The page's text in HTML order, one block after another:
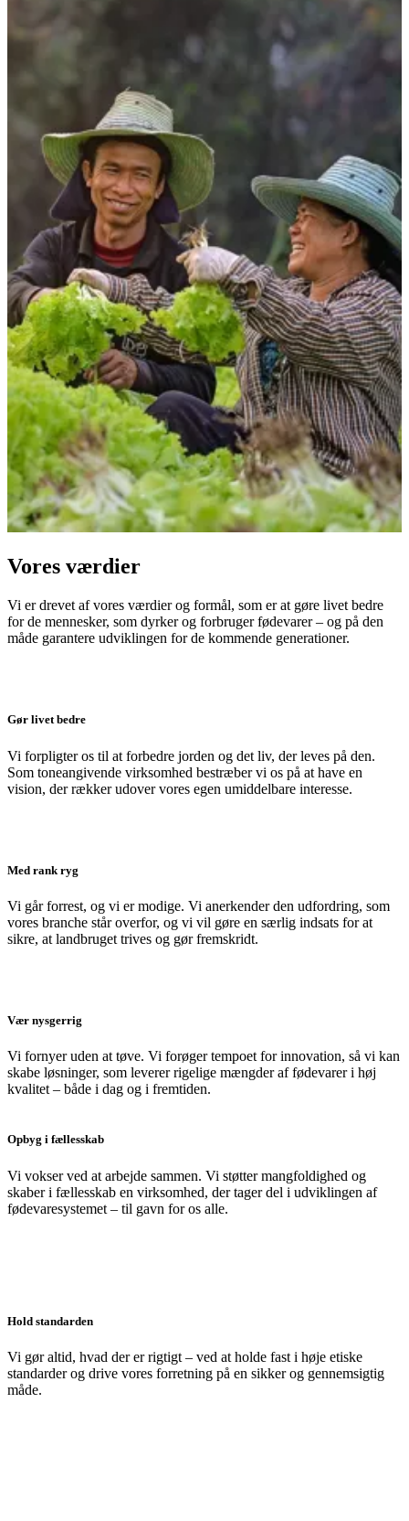
Vores værdier
Vi er drevet af vores værdier og formål, som er at gøre livet bedre
for de mennesker, som dyrker og forbruger fødevarer – og på den
måde garantere udviklingen for de kommende generationer.
Gør livet bedre
Vi forpligter os til at forbedre jorden og det liv, der leves på den.
Som toneangivende virksomhed bestræber vi os på at have en
vision, der rækker udover vores egen umiddelbare interesse.
Med rank ryg
Vi går forrest, og vi er modige. Vi anerkender den udfordring, som
vores branche står overfor, og vi vil gøre en særlig indsats for at
sikre, at landbruget trives og gør fremskridt.
Vær nysgerrig
Vi fornyer uden at tøve. Vi forøger tempoet for innovation, så vi kan
skabe løsninger, som leverer rigelige mængder af fødevarer i høj
kvalitet – både i dag og i fremtiden.
Opbyg i fællesskab
Vi vokser ved at arbejde sammen. Vi støtter mangfoldighed og
skaber i fællesskab en virksomhed, der tager del i udviklingen af
fødevaresystemet – til gavn for os alle.
Hold standarden
Vi gør altid, hvad der er rigtigt – ved at holde fast i høje etiske
standarder og drive vores forretning på en sikker og gennemsigtig
måde.